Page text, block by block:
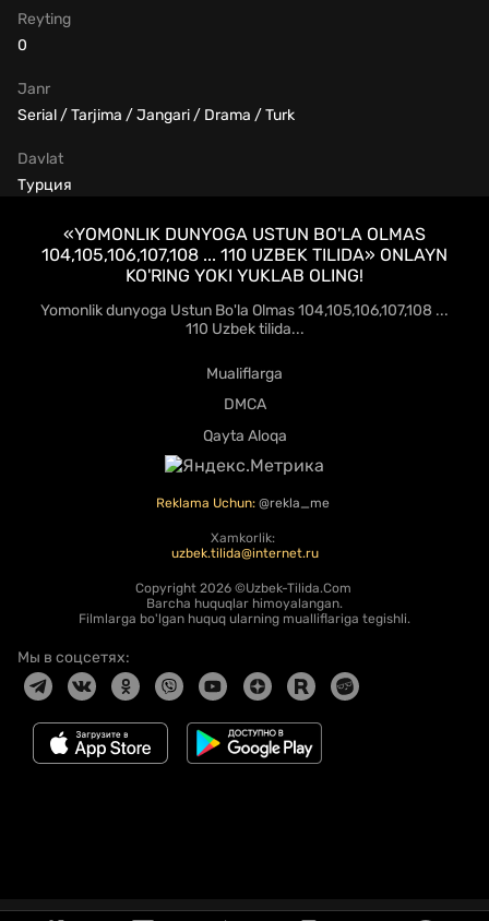
Janr
Serial / Tarjima / Jangari / Drama / Turk
Davlat
Турция
Reyting
0
«YOMONLIK DUNYOGA USTUN BO'LA OLMAS
104,105,106,107,108 ... 110 UZBEK TILIDA» ONLAYN
KO'RING YOKI YUKLAB OLING!
Yomonlik dunyoga Ustun Bo'la Olmas 104,105,106,107,108 ...
110 Uzbek tilida...
Mualiflarga
DMCA
Qayta Aloqa
Reklama Uchun: @rekla_me
Xamkorlik:
uzbek.tilida@internet.ru
Copyright 2026 ©Uzbek-Tilida.Com
Barcha huquqlar himoyalangan.
Filmlarga bo'lgan huquq ularning mualliflariga tegishli.
Мы в соцсетях: